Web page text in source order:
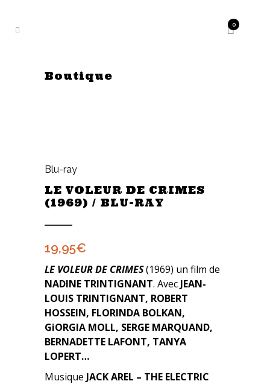
0
Boutique
Blu-ray
LE VOLEUR DE CRIMES
(1969) / BLU-RAY
19,95€
LE VOLEUR DE CRIMES(1969) un film de
NADINE TRINTIGNANT. Avec JEAN-
LOUIS TRINTIGNANT, ROBERT
HOSSEIN, FLORINDA BOLKAN,
GiORGIA MOLL, SERGE MARQUAND,
BERNADETTE LAFONT, TANYA
LOPERT…
Musique JACK AREL – THE ELECTRIC